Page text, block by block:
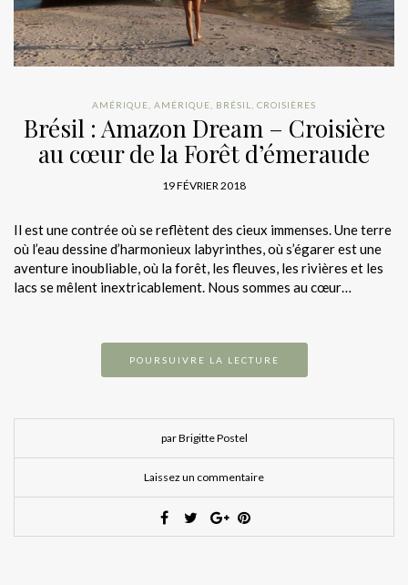
AMÉRIQUE AMÉRIQUE BRÉSIL CROISIÈRES
Brésil : Amazon Dream – Croisière
au cœur de la Forêt d’émeraude
19 FÉVRIER 2018
Il est une contrée où se reflètent des cieux immenses. Une terre
où l’eau dessine d’harmonieux labyrinthes, où s’égarer est une
aventure inoubliable, où la forêt, les fleuves, les rivières et les
lacs se mêlent inextricablement. Nous sommes au cœur…
POURSUIVRE LA LECTURE
par Brigitte Postel
Laissez un commentaire